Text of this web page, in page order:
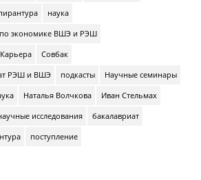
наука
по экономике ВШЭ и РЭШ
Карьера
Совбак
РЭШ и ВШЭ
подкасты
Научные семинары
Наталья Волчкова
Иван Стельмах
исследования
бакалавриат
поступление